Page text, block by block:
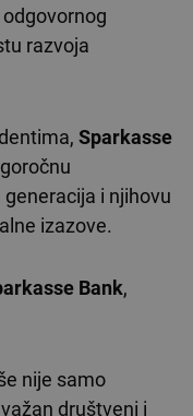
razvoja
Sparkasse
i njihovu
izazove.
Bank,
nije samo
društveni i